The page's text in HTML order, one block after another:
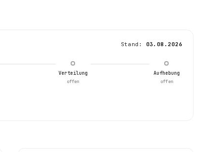
Stand: 03.08.2026
Verteilung
offen
Aufhebung
offen